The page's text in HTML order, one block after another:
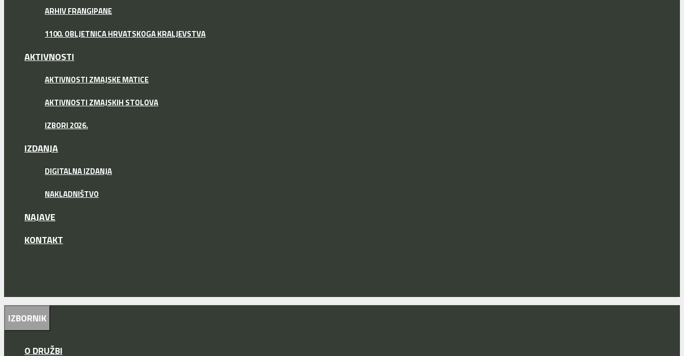
ARHIV FRANGIPANE
1100. OBLJETNICA HRVATSKOGA KRALJEVSTVA
AKTIVNOSTI
AKTIVNOSTI ZMAJSKE MATICE
AKTIVNOSTI ZMAJSKIH STOLOVA
IZBORI 2026.
IZDANJA
DIGITALNA IZDANJA
NAKLADNIŠTVO
NAJAVE
KONTAKT
IZBORNIK
O DRUŽBI